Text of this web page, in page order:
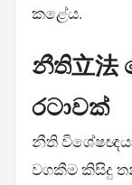
කළේය.
නීති立法
රටාවක්
නීති
වගකීම කිසිදු